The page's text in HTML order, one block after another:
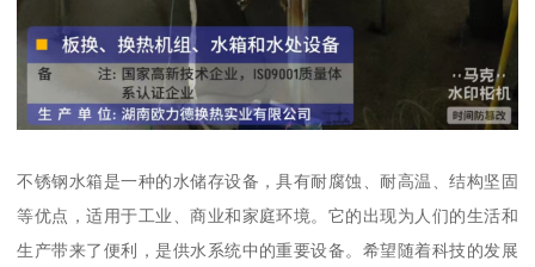
不锈钢水箱是一种的水储存设备，具有耐腐蚀、耐高温、结构坚固
等优点，适用于工业、商业和家庭环境。它的出现为人们的生活和
生产带来了便利，是供水系统中的重要设备。希望随着科技的发展